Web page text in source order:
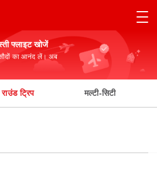
फ्लाइट खोजें
का आनंद लें। अब
राउंड ट्रिप मल्टी-सिटी